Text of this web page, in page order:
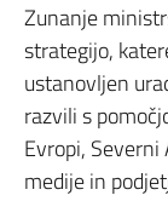
Zunanje
strategijo,
ustanovljen
razvili s
Evropi,
medije in